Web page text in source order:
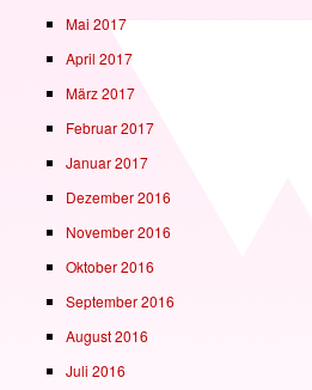
Mai 2017
April 2017
März 2017
Februar 2017
Januar 2017
Dezember 2016
November 2016
Oktober 2016
September 2016
August 2016
Juli 2016